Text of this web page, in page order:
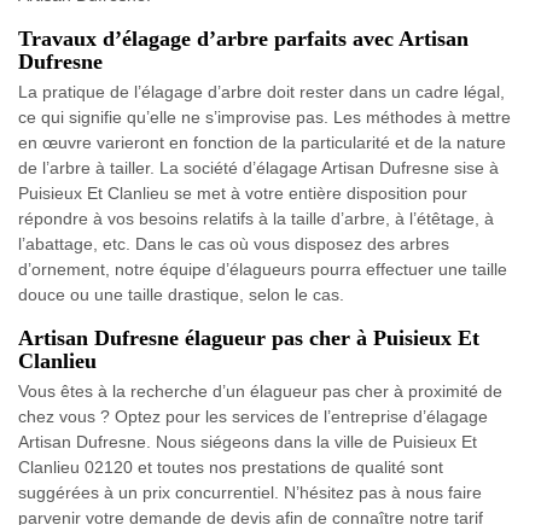
Travaux d’élagage d’arbre parfaits avec Artisan
Dufresne
La pratique de l’élagage d’arbre doit rester dans un cadre légal,
ce qui signifie qu’elle ne s’improvise pas. Les méthodes à mettre
en œuvre varieront en fonction de la particularité et de la nature
de l’arbre à tailler. La société d’élagage Artisan Dufresne sise à
Puisieux Et Clanlieu se met à votre entière disposition pour
répondre à vos besoins relatifs à la taille d’arbre, à l’étêtage, à
l’abattage, etc. Dans le cas où vous disposez des arbres
d’ornement, notre équipe d’élagueurs pourra effectuer une taille
douce ou une taille drastique, selon le cas.
Artisan Dufresne élagueur pas cher à Puisieux Et
Clanlieu
Vous êtes à la recherche d’un élagueur pas cher à proximité de
chez vous ? Optez pour les services de l’entreprise d’élagage
Artisan Dufresne. Nous siégeons dans la ville de Puisieux Et
Clanlieu 02120 et toutes nos prestations de qualité sont
suggérées à un prix concurrentiel. N’hésitez pas à nous faire
parvenir votre demande de devis afin de connaître notre tarif